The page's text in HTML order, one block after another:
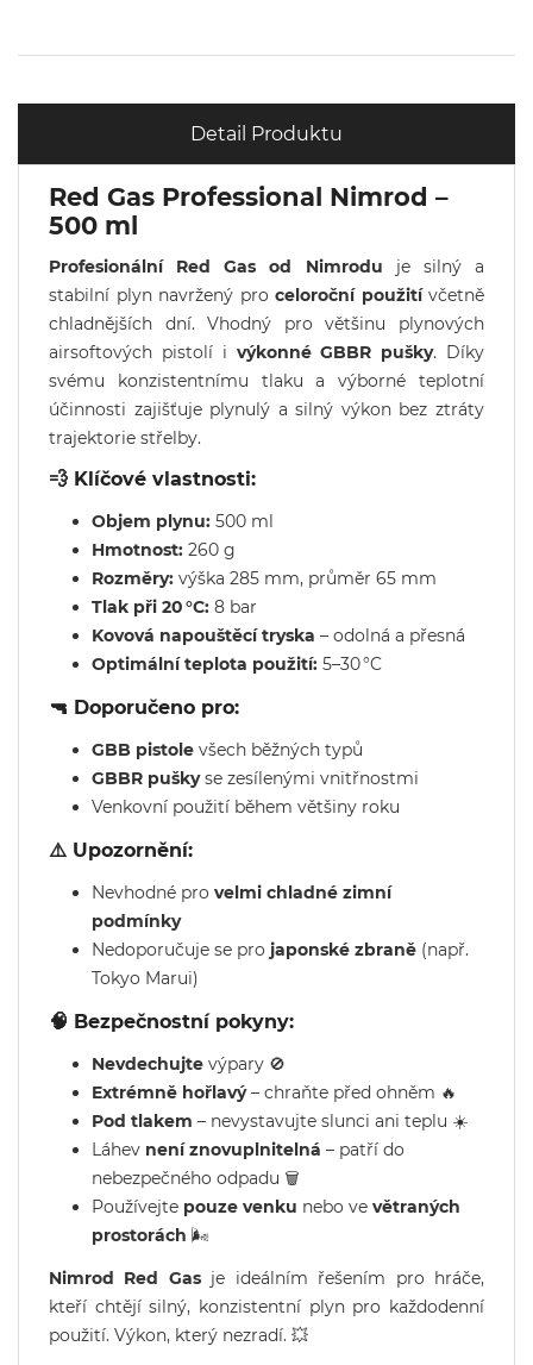
Detail Produktu
Red Gas Professional Nimrod –
500 ml
Profesionální Red Gas od Nimrodu je silný a
stabilní plyn navržený pro celoroční použitívčetně
chladnějších dní. Vhodný pro většinu plynových
airsoftových pistolí i výkonné GBBR pušky. Díky
svému konzistentnímu tlaku a výborné teplotní
účinnosti zajišťuje plynulý a silný výkon bez ztráty
trajektorie střelby.
💨 Klíčové vlastnosti:
Objem plynu: 500 ml
Hmotnost: 260 g
Rozměry: výška 285 mm, průměr 65 mm
Tlak při 20 °C: 8 bar
Kovová napouštěcí tryska – odolná a přesná
Optimální teplota použití: 5–30 °C
🔫 Doporučeno pro:
GBB pistole všech běžných typů
GBBR puškyse zesílenými vnitřnostmi
Venkovní použití během většiny roku
⚠️ Upozornění:
Nevhodné pro velmi chladné zimní
podmínky
Nedoporučuje se pro japonské zbraně (např.
Tokyo Marui)
🧠 Bezpečnostní pokyny:
Nevdechujte výpary 🚫
Extrémně hořlavý– chraňte před ohněm 🔥
Pod tlakem – nevystavujte slunci ani teplu ☀️
Láhev není znovuplnitelná – patří do
nebezpečného odpadu 🗑️
Používejte pouze venku nebo ve větraných
prostorách 🌬️
Nimrod Red Gasje ideálním řešením pro hráče,
kteří chtějí silný, konzistentní plyn pro každodenní
použití. Výkon, který nezradí. 💥